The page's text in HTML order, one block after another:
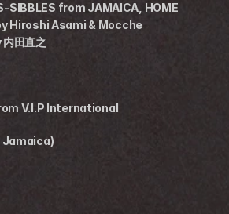
SIBBLES from JAMAICA, HOME
Hiroshi Asami & Mocche
田直之
V.I.P International
Jamaica)